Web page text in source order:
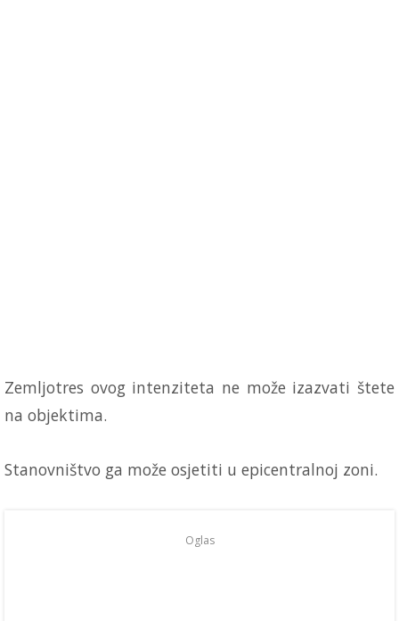
Zemljotres ovog intenziteta ne može izazvati štete
na objektima.
Stanovništvo ga može osjetiti u epicentralnoj zoni.
Oglas